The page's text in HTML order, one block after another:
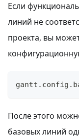
Если
линий не
проекта, вы
gantt . config .
После этого
базовых линий